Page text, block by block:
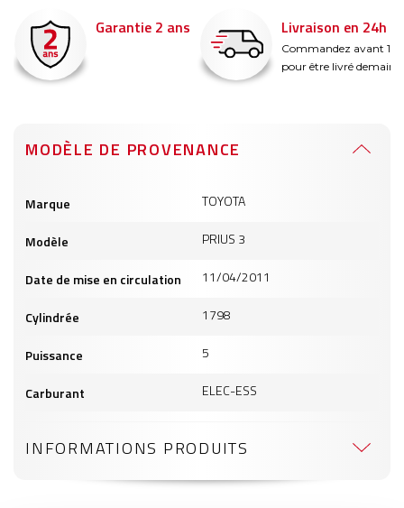
Garantie 2 ans Livraison en 24h
Commandez avant 14h
pour être livré demain !
MODÈLE DE PROVENANCE
produits
Marque TOYOTA
Modèle PRIUS 3
Date de mise en circulation 11/04/2011
Cylindrée 1798
Puissance 5
Carburant ELEC-ESS
INFORMATIONS PRODUITS